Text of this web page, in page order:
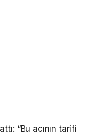
“Bu acının tarifi